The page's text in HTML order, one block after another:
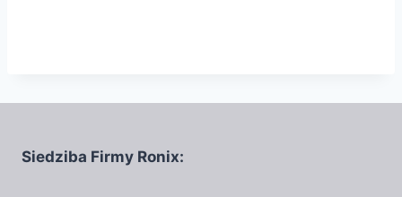
Siedziba Firmy Ronix: